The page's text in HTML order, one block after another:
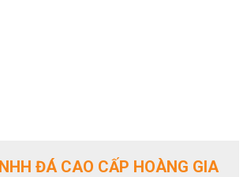
ĐÁ CAO CẤP HOÀNG GIA